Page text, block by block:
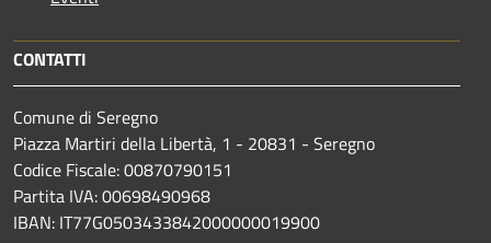
CONTATTI
Comune di Seregno
Piazza Martiri della Libertà, 1 - 20831 - Seregno
Codice Fiscale: 00870790151
Partita IVA: 00698490968
IBAN: IT77G0503433842000000019900